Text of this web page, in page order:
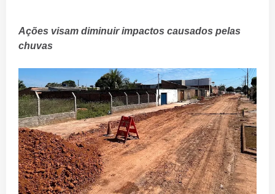
Ações visam diminuir impactos causados pelas
chuvas